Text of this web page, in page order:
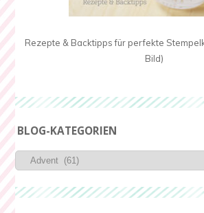
Rezepte & Backtipps für perfekte
Bild)
BLOG-KATEGORIEN
Blog-
Kategorien